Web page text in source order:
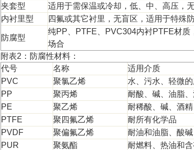
夹套型
适用于需保温或冷却，低、中、高压，
内衬里型
四氟或其它衬里，无盲区，适用于特殊
防腐型
纯PP PTFE PVC304内衬PTFE材质
场合
附表2 ：防腐性材料：
代号
名称
适用介质
PVC
聚氯乙烯
水、污水、轻微
PP
聚丙烯
耐酸、碱、油脂、
PE
聚乙烯
耐稀酸、碱、酒
PTFE
聚四氟乙烯
耐所有化学品
PVDF
聚偏氟乙烯
耐油和油脂、酸碱
PUR
聚氨酯
耐燃料、热油和